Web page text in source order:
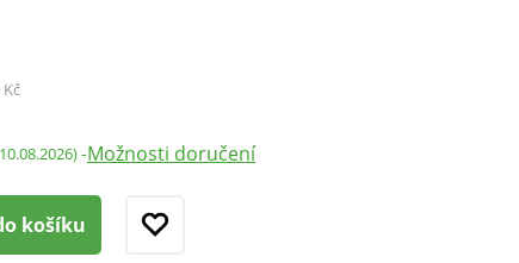
-Možnosti doručení
košíku